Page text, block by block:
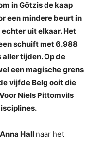
in Götzis de kaap
een mindere beurt in
uit elkaar. Het
schuift met 6.988
tijden. Op de
een magische grens
vijfde Belg ooit die
Niels Pittomvils
Anna Hall naar het